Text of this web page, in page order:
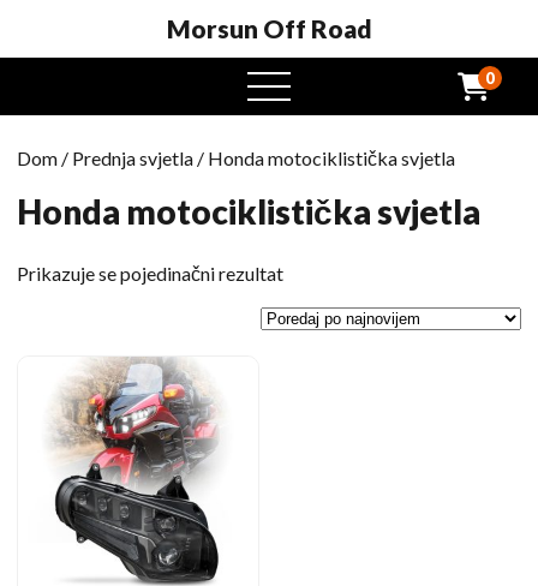
Morsun Off Road
Otvoreni
izbornik
0
Dom / Prednja svjetla / Honda motociklistička svjetla
Honda motociklistička svjetla
Prikazuje se pojedinačni rezultat